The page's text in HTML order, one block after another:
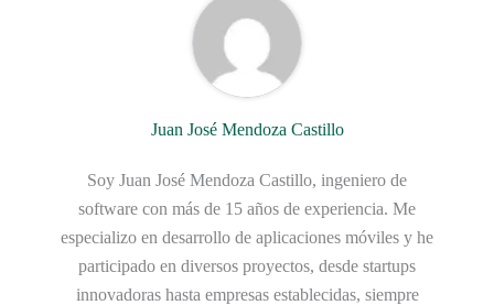
Juan José Mendoza Castillo
Soy Juan José Mendoza Castillo, ingeniero de
software con más de 15 años de experiencia. Me
especializo en desarrollo de aplicaciones móviles y he
participado en diversos proyectos, desde startups
innovadoras hasta empresas establecidas, siempre